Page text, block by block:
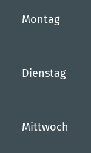
Montag
Dienstag
Mittwoch